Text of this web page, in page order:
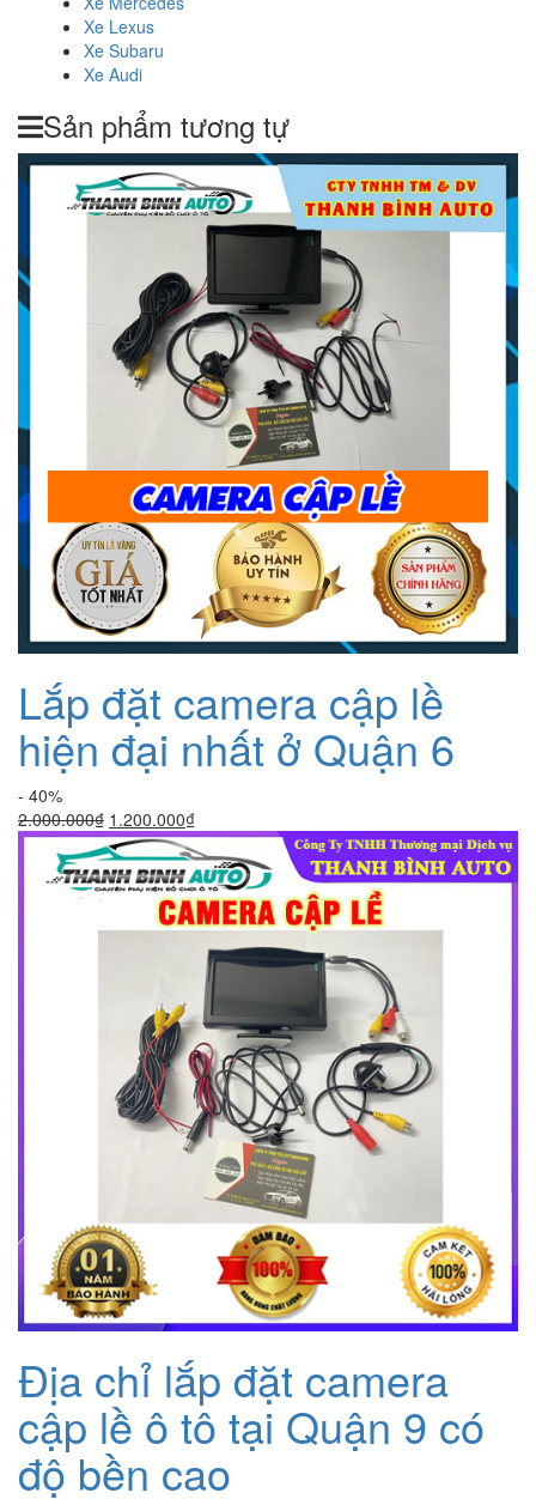
Xe Lexus
Xe Subaru
Xe Audi
Sản phẩm tương tự
Lắp đặt camera cập lề
hiện đại nhất ở Quận 6
- 40%
2.000.000₫ Giá
gốc
là:
2.000.000₫.
1.200.000₫Giá
hiện
tại
là:
1.200.000₫.
Địa chỉ lắp đặt camera
cập lề ô tô tại Quận 9 có
độ bền cao